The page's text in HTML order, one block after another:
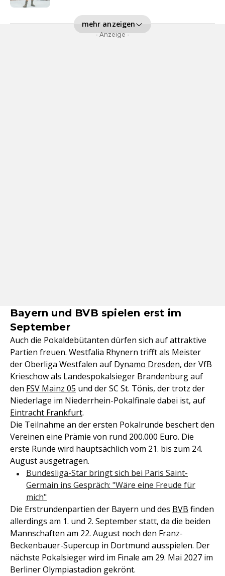
mehr anzeigen
- Anzeige -
Bayern und BVB spielen erst im
September
Auch die Pokaldebütanten dürfen sich auf attraktive
Partien freuen. Westfalia Rhynern trifft als Meister
der Oberliga Westfalen auf Dynamo Dresden, der VfB
Krieschow als Landespokalsieger Brandenburg auf
den FSV Mainz 05 und der SC St. Tönis, der trotz der
Niederlage im Niederrhein-Pokalfinale dabei ist, auf
Eintracht Frankfurt.
Die Teilnahme an der ersten Pokalrunde beschert den
Vereinen eine Prämie von rund 200.000 Euro. Die
erste Runde wird hauptsächlich vom 21. bis zum 24.
August ausgetragen.
Bundesliga-Star bringt sich bei Paris Saint-
Germain ins Gespräch: "Wäre eine Freude für
mich"
Die Erstrundenpartien der Bayern und des BVB finden
allerdings am 1. und 2. September statt, da die beiden
Mannschaften am 22. August noch den Franz-
Beckenbauer-Supercup in Dortmund ausspielen. Der
nächste Pokalsieger wird im Finale am 29. Mai 2027 im
Berliner Olympiastadion gekrönt.